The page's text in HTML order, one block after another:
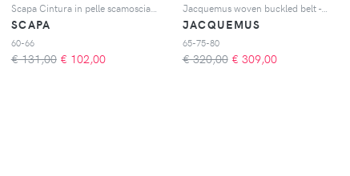
Scapa Cintura in pelle scamosciata - Marrone
SCAPA
60-66
€ 131,00 € 102,00
Jacquemus woven buckled belt - Verde
JACQUEMUS
65-75-80
€ 320,00 € 309,00